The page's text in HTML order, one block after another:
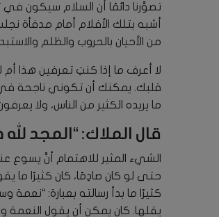
تصوَّرنا دائمًا أن السلام سيكون
أشبه بتلك الأفلام أمام مدفأة
من الأحيان بالحروب والظلم
لا أعرف ما إذا كنتِ تعرفين هذا
قلبك. يمكنك أن تكوني ناجحة
ما يريده الكثير من الناس، ولا
قال الملاك: “المجد
الشيء المثير للاهتمام أنَّ
حتى لو كان صادِمًا، كان كثيرًا ما
كثيرًا ما بدأ رسالته بعبارة:
يقلها. كان يمكن أن يقول النعمة